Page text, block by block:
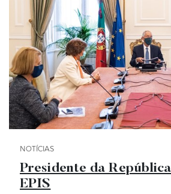
Categoria Notícias
NOTÍCIAS
Presidente da
EPIS